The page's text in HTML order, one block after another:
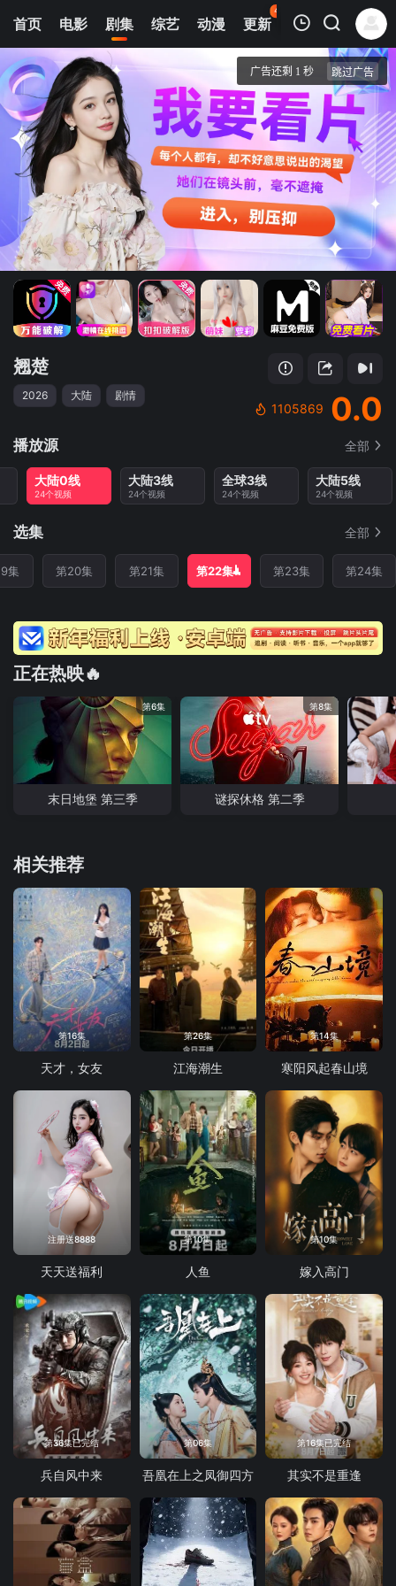
首页 电影 剧集 综艺 动漫 更新
45
热榜 APP
我的观影记录
第22集
翘楚
清空
翘楚
2026 大陆 剧情
1105869 0.0
播放源 全部
大陆0线
24个视频
大陆3线
24个视频
全球3线
24个视频
大陆5线
24个视频
选集 全部
集 第20集 第21集 第22集 第23集 第24集
正在热映🔥
第6集
末日地堡 第三季
第8集
谜探休格 第二季
相关推荐
第16集
天才，女友
第26集
江海潮生
第14集
寒阳风起春山境
注册送8888
天天送福利
第10集
人鱼
第10集
嫁入高门
第36集已完结
兵自风中来
第06集
吾凰在上之凤御四方
第16集已完结
其实不是重逢